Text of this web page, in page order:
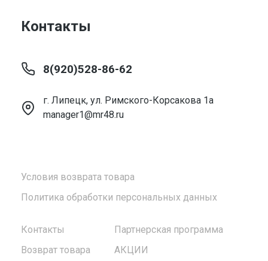
Условия возврата товара
Политика обработки персональных данных
Контакты
Возврат товара
Партнерская программа
АКЦИИ
Контакты
8(920)528-86-62
г. Липецк, ул. Римского-Корсакова 1а
manager1@mr48.ru